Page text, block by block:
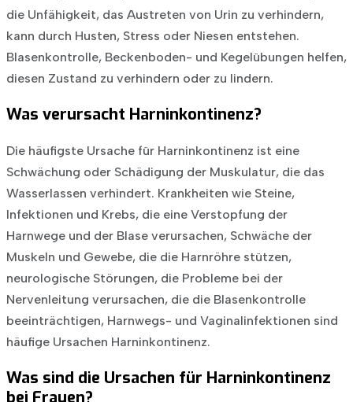
die Unfähigkeit, das Austreten von Urin zu verhindern,
kann durch Husten, Stress oder Niesen entstehen.
Blasenkontrolle, Beckenboden- und Kegelübungen helfen,
diesen Zustand zu verhindern oder zu lindern.
Was verursacht Harninkontinenz?
Die häufigste Ursache für Harninkontinenz ist eine
Schwächung oder Schädigung der Muskulatur, die das
Wasserlassen verhindert. Krankheiten wie Steine,
Infektionen und Krebs, die eine Verstopfung der
Harnwege und der Blase verursachen, Schwäche der
Muskeln und Gewebe, die die Harnröhre stützen,
neurologische Störungen, die Probleme bei der
Nervenleitung verursachen, die die Blasenkontrolle
beeinträchtigen, Harnwegs- und Vaginalinfektionen sind
häufige Ursachen Harninkontinenz.
Was sind die Ursachen für Harninkontinenz
bei Frauen?